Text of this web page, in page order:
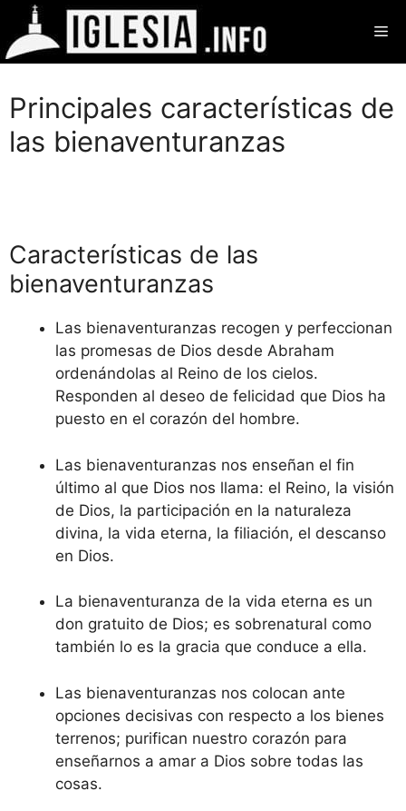
Saltar
contenido
Principales características de
las bienaventuranzas
Características de las
bienaventuranzas
Las bienaventuranzas recogen y perfeccionan
las promesas de Dios desde Abraham
ordenándolas al Reino de los cielos.
Responden al deseo de felicidad que Dios ha
puesto en el corazón del hombre.
Las bienaventuranzas nos enseñan el fin
último al que Dios nos llama: el Reino, la visión
de Dios, la participación en la naturaleza
divina, la vida eterna, la filiación, el descanso
en Dios.
La bienaventuranza de la vida eterna es un
don gratuito de Dios; es sobrenatural como
también lo es la gracia que conduce a ella.
Las bienaventuranzas nos colocan ante
opciones decisivas con respecto a los bienes
terrenos; purifican nuestro corazón para
enseñarnos a amar a Dios sobre todas las
cosas.